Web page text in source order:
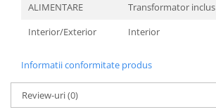
ALIMENTARE
Transformator inclus
Interior/Exterior
Interior
Informatii conformitate produs
Review-uri(0)